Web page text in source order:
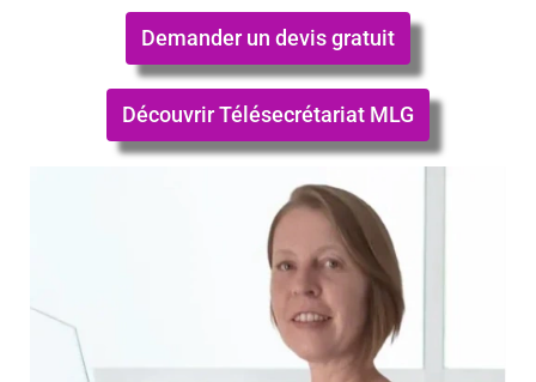
Demander un devis gratuit
Découvrir Télésecrétariat MLG